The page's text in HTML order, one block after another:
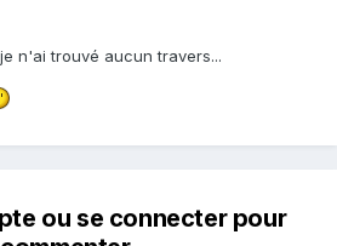
n'ai trouvé aucun travers...
ou se connecter pour